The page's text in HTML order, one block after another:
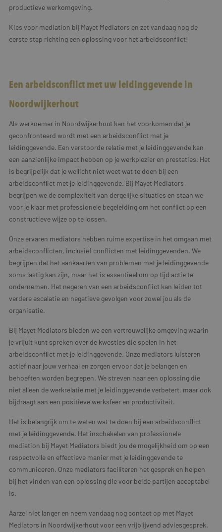
productieve werkomgeving.
Kies voor mediation bij Mayet Mediators en zet vandaag nog de
eerste stap richting een oplossing voor het arbeidsconflict!
Een arbeidsconflict met uw leidinggevende in
Noordwijkerhout
Als werknemer in Noordwijkerhout kan het voorkomen dat je
geconfronteerd wordt met een arbeidsconflict met je
leidinggevende. Een verstoorde relatie met je leidinggevende kan
een aanzienlijke impact hebben op je werkplezier en prestaties. Het
is begrijpelijk dat je wellicht niet weet wat te doen bij een
arbeidsconflict met je leidinggevende. Bij Mayet Mediators
begrijpen we de complexiteit van dergelijke situaties en staan we
voor je klaar met professionele begeleiding om het conflict op een
constructieve wijze op te lossen.
Onze ervaren mediators hebben ruime expertise in het omgaan met
arbeidsconflicten, inclusief conflicten met leidinggevenden. We
begrijpen dat het aankaarten van problemen met je leidinggevende
soms lastig kan zijn, maar het is essentieel om op tijd actie te
ondernemen. Het negeren van een arbeidsconflict kan leiden tot
verdere escalatie en negatieve gevolgen voor zowel jou als de
organisatie.
Bij Mayet Mediators bieden we een vertrouwelijke omgeving waarin
je vrijuit kunt spreken over de kwesties die spelen in het
arbeidsconflict met je leidinggevende. Onze mediators luisteren
actief naar jouw verhaal en zorgen ervoor dat je belangen en
behoeften worden begrepen. We streven naar een oplossing die
niet alleen de werkrelatie met je leidinggevende verbetert, maar ook
bijdraagt aan een positieve werksfeer en productiviteit.
Het is belangrijk om te weten wat te doen bij een arbeidsconflict
met je leidinggevende. Het inschakelen van professionele
mediation bij Mayet Mediators biedt jou de mogelijkheid om op een
respectvolle en effectieve manier met je leidinggevende te
communiceren. Onze mediators faciliteren het gesprek en helpen
bij het vinden van een oplossing die voor beide partijen acceptabel
is.
Aarzel niet langer en neem vandaag nog contact op met Mayet
Mediators in Noordwijkerhout voor een vrijblijvend adviesgesprek.